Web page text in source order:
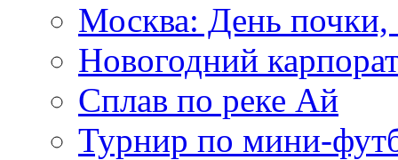
Москва: День
Новогодний
Сплав по реке Ай
Турнир по мини-